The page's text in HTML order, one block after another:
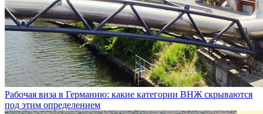
Рабочая виза в Германию: какие категории ВНЖ скрываются
под этим определением